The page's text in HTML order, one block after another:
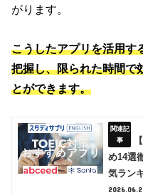
がります。
こうしたアプリを活用す
把握し、限られた時間で
とができます。
め14選
気ラン